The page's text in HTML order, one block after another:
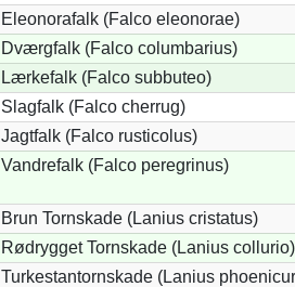
Eleonorafalk (Falco eleonorae)
Dværgfalk (Falco columbarius)
Lærkefalk (Falco subbuteo)
Slagfalk (Falco cherrug)
Jagtfalk (Falco rusticolus)
Vandrefalk (Falco peregrinus)
Brun Tornskade (Lanius cristatus)
Rødrygget Tornskade (Lanius collurio)
Turkestantornskade (Lanius